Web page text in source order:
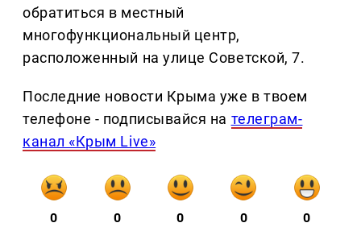
обратиться в местный
многофункциональный центр,
расположенный на улице Советской, 7.
Последние новости Крыма уже в твоем
телефоне - подписывайся на телеграм-
канал «Крым Live»
0 0 0 0 0